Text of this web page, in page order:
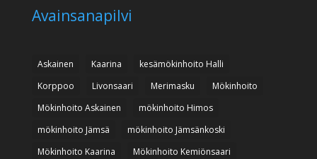
Avainsanapilvi
Askainen Kaarina
kesämökinhoito Halli
Korppoo
Livonsaari Merimasku
Mökinhoito
Mökinhoito Askainen
mökinhoito Himos
mökinhoito Jämsä
mökinhoito Jämsänkoski
Mökinhoito Kaarina
Mökinhoito Kemiönsaari